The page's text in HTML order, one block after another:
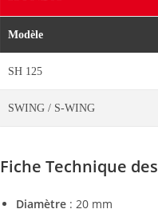
Modèle
SH 125
SWING / S-WING
Fiche Technique des
Diamètre : 20 mm